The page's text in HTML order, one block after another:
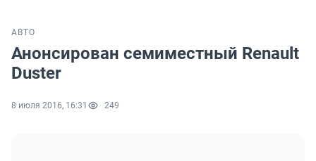
АВТО
Анонсирован семиместный Renault
Duster
8 июля 2016, 16:31 249